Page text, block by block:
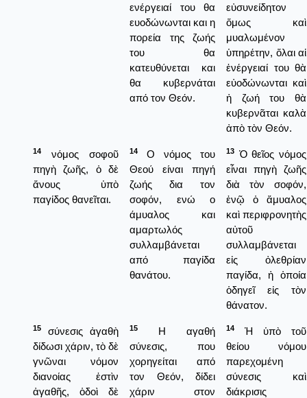
ενέργειαί του θα
ευοδώνωνται και η
πορεία της ζωής
του θα
κατευθύνεται και
θα κυβερνάται
από τον Θεόν.
εὐσυνείδητον
ὅμως καὶ
μυαλωμένον
ὑπηρέτην, ὅλαι αἱ
ἐνέργειαί του θὰ
εὐοδώνωνται καὶ
ἡ ζωή του θὰ
κυβερνᾶται καλὰ
ἀπὸ τὸν Θεόν.
14
νόμος σοφοῦ
πηγὴ ζωῆς, ὁ δὲ
ἄνους ὑπὸ
παγίδος θανεῖται.
14
Ο νόμος του
Θεού είναι πηγή
ζωής δια τον
σοφόν, ενώ ο
άμυαλος και
αμαρτωλός
συλλαμβάνεται
από παγίδα
θανάτου.
13 Ὁ θεῖος νόμος
εἶναι πηγὴ ζωῆς
διὰ τὸν σοφόν,
ἐνῷ ὁ ἄμυαλος
καὶ περιφρονητὴς
αὐτοῦ
συλλαμβάνεται
εἰς ὀλεθρίαν
παγίδα, ἡ ὁποία
ὁδηγεῖ εἰς τὸν
θάνατον.
15
σύνεσις ἀγαθὴ
δίδωσι χάριν, τὸ δὲ
γνῶναι νόμον
διανοίας ἐστὶν
ἀγαθῆς, ὁδοὶ δὲ
15
Η αγαθή
σύνεσις, που
χορηγείται από
τον Θεόν, δίδει
χάριν στον
14
Ἡ ὑπὸ τοῦ
θείου νόμου
παρεχομένη
σύνεσις καὶ
διάκρισις